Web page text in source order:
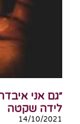
״גם אני
לידה שקטה
14/10/2021